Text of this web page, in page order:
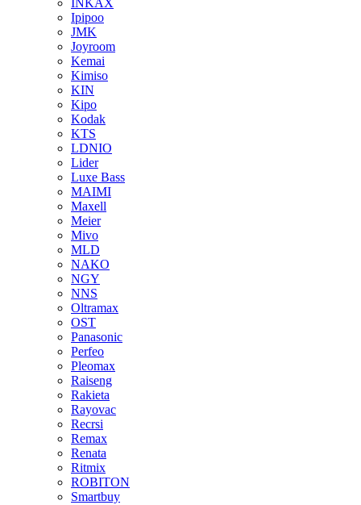
INKAX
Ipipoo
JMK
Joyroom
Kemai
Kimiso
KIN
Kipo
Kodak
KTS
LDNIO
Lider
Luxe Bass
MAIMI
Maxell
Meier
Mivo
MLD
NAKO
NGY
NNS
Oltramax
OST
Panasonic
Perfeo
Pleomax
Raiseng
Rakieta
Rayovac
Recrsi
Remax
Renata
Ritmix
ROBITON
Smartbuy